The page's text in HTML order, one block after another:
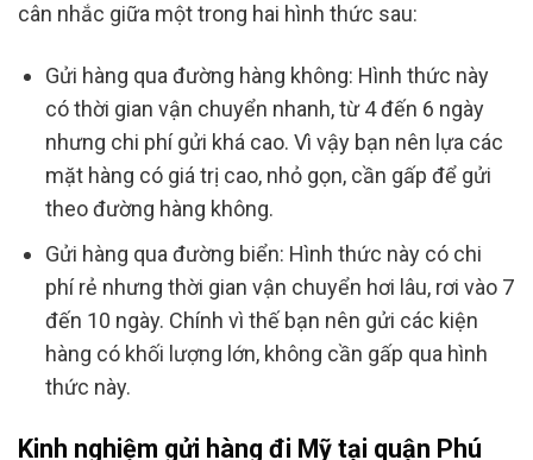
cân nhắc giữa một trong hai hình thức sau:
Gửi hàng qua đường hàng không: Hình thức này
có thời gian vận chuyển nhanh, từ 4 đến 6 ngày
nhưng chi phí gửi khá cao. Vì vậy bạn nên lựa các
mặt hàng có giá trị cao, nhỏ gọn, cần gấp để gửi
theo đường hàng không.
Gửi hàng qua đường biển: Hình thức này có chi
phí rẻ nhưng thời gian vận chuyển hơi lâu, rơi vào 7
đến 10 ngày. Chính vì thế bạn nên gửi các kiện
hàng có khối lượng lớn, không cần gấp qua hình
thức này.
Kinh nghiệm gửi hàng đi Mỹ tại quận Phú